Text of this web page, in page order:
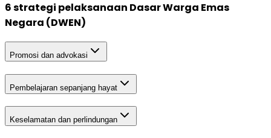
6 strategi pelaksanaan Dasar Warga Emas
Negara (DWEN)
Promosi dan advokasi
Pembelajaran sepanjang hayat
Keselamatan dan perlindungan